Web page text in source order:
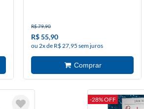
R$ 79,90
R$ 55,90
ou 2x de R$ 27,95 sem juros
-28% OFF